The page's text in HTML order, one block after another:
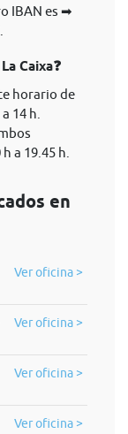
IBAN es ➡
Caixa❓
horario de
14 h.
a 19.45 h.
en
Ver oficina >
Ver oficina >
Ver oficina >
Ver oficina >